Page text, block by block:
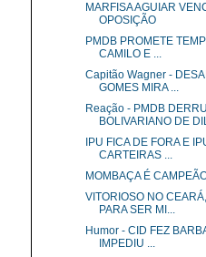
MARFISA AGUIAR
OPOSIÇÃO
PMDB PROMETE
CAMILO E ...
Capitão Wagner -
GOMES MIRA ...
Reação - PMDB
BOLIVARIANO DE
IPU FICA DE FORA E
CARTEIRAS ...
MOMBAÇA É
VITORIOSO NO
PARA SER MI...
Humor - CID FEZ
IMPEDIU ...